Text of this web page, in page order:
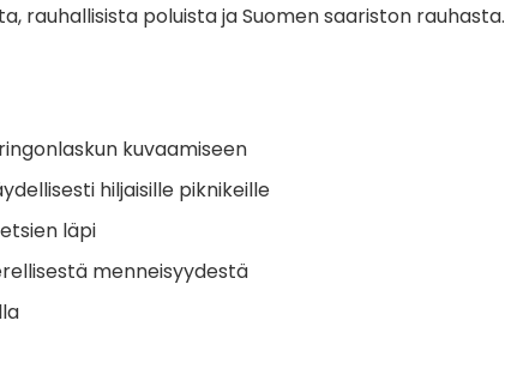
rauhallisista poluista ja Suomen saariston rauhasta.
kuvaamiseen
hiljaisille piknikeille
läpi
menneisyydestä